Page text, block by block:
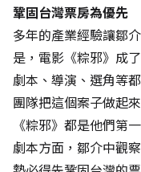
鞏固台灣票房為優先
多年的產業經驗讓鄒
是，電影《粽邪》成
劇本、導演、選角等
團隊把這個案子做起
《粽邪》都是他們第
劇本方面，鄒介中觀